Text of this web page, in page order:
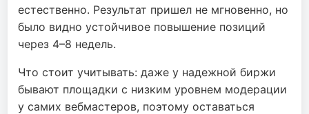
естественно. Результат пришел не мгновенно, но
было видно устойчивое повышение позиций
через 4–8 недель.
Что стоит учитывать: даже у надежной биржи
бывают площадки с низким уровнем модерации
у самих вебмастеров, поэтому оставаться